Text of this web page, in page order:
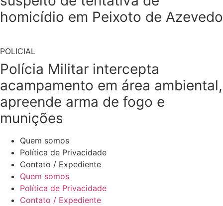
homicídio em Peixoto de Azevedo
POLICIAL
Polícia Militar intercepta
acampamento em área ambiental,
apreende arma de fogo e
munições
Quem somos
Política de Privacidade
Contato / Expediente
Quem somos
Política de Privacidade
Contato / Expediente